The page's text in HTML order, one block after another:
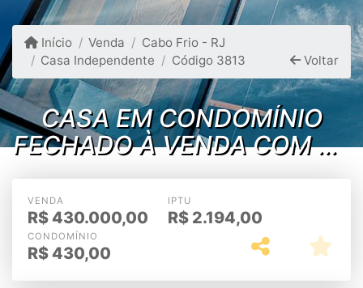
Início Venda
Cabo Frio - RJ
Casa Independente
Código 3813 Voltar
CASA EM CONDOMÍNIO
FECHADO À VENDA COM 04
UNIDADES – CABO FRIO/RJ
VENDA
R$ 430.000,00
IPTU
R$ 2.194,00
CONDOMÍNIO
R$ 430,00